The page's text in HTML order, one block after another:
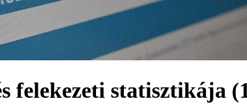
felekezeti statisztikája